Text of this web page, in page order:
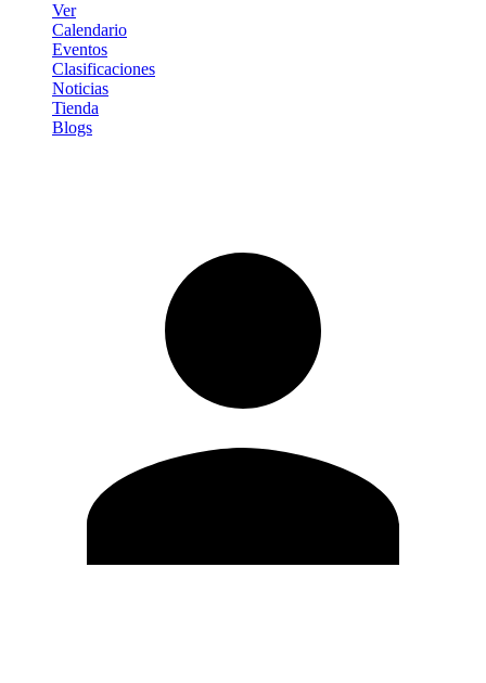
Ver
Calendario
Eventos
Clasificaciones
Noticias
Tienda
Blogs